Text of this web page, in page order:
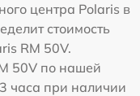
центра Polaris в
стоимость
RM 50V.
50V по нашей
часа при наличии